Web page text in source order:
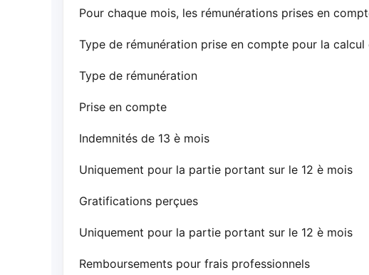
Pour chaque mois, les rémunérations prises en
Type de rémunération prise en compte pour la
Type de rémunération
Prise en compte
Indemnités de 13 è mois
Uniquement pour la partie portant sur le 12 è mois
Gratifications perçues
Uniquement pour la partie portant sur le 12 è mois
Remboursements pour frais professionnels